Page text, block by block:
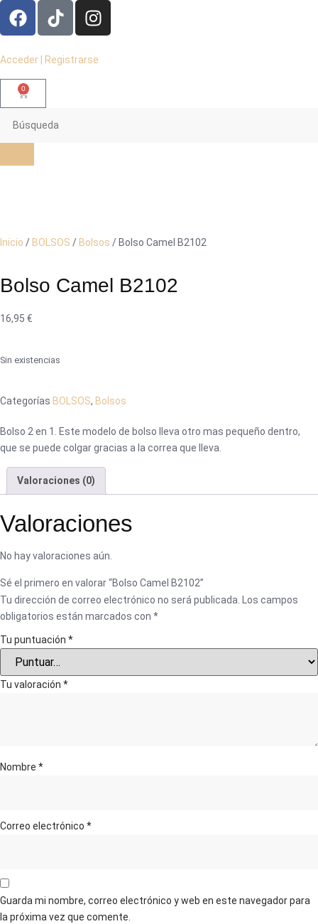
Acceder | Registrarse
0
Inicio / BOLSOS / Bolsos / Bolso Camel B2102
Bolso Camel B2102
16,95 €
Sin existencias
Categorías BOLSOS, Bolsos
Bolso 2 en 1. Este modelo de bolso lleva otro mas pequeño dentro,
que se puede colgar gracias a la correa que lleva.
Valoraciones (0)
Valoraciones
No hay valoraciones aún.
Sé el primero en valorar “Bolso Camel B2102”
Tu dirección de correo electrónico no será publicada.
Los campos
obligatorios están marcados con *
Tu puntuación *
Tu valoración *
Nombre *
Correo electrónico *
Guarda mi nombre, correo electrónico y web en este navegador para
la próxima vez que comente.